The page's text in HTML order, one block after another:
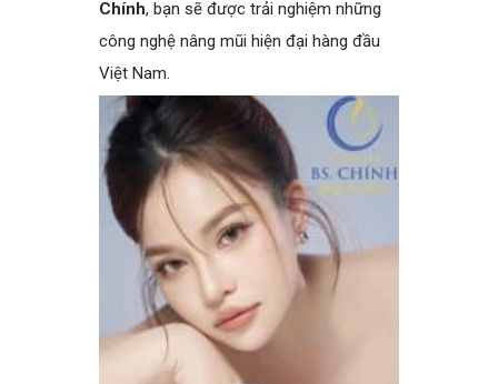
Chính, bạn sẽ được trải nghiệm những
công nghệ nâng mũi hiện đại hàng đầu
Việt Nam.